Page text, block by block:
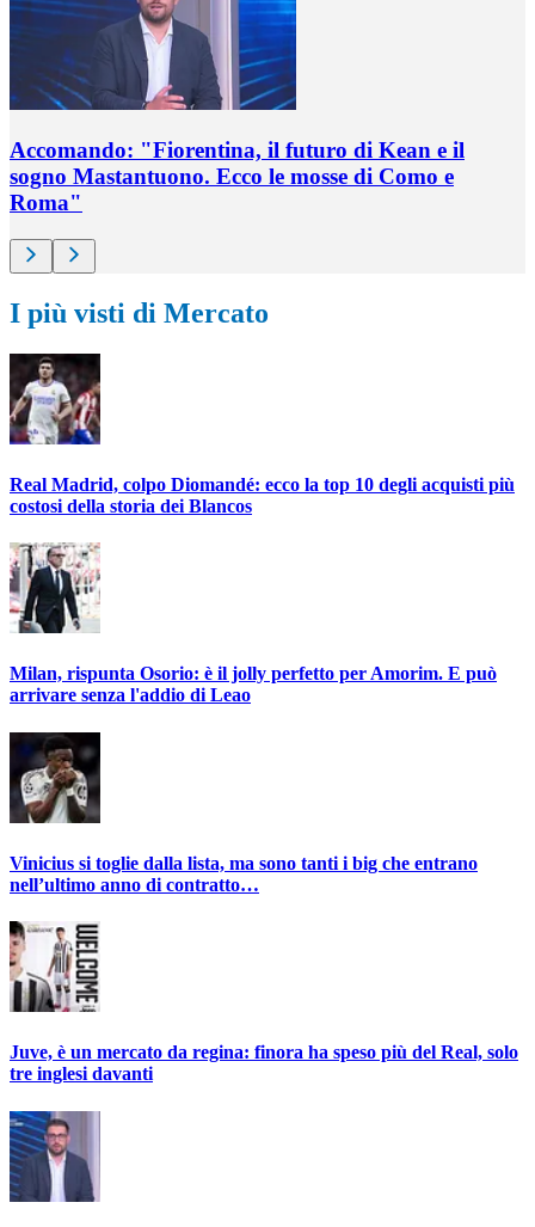
Accomando: "Fiorentina, il futuro di Kean e il
sogno Mastantuono. Ecco le mosse di Como e
Roma"
I più visti di Mercato
Real Madrid, colpo Diomandé: ecco la top 10 degli acquisti più
costosi della storia dei Blancos
Milan, rispunta Osorio: è il jolly perfetto per Amorim. E può
arrivare senza l'addio di Leao
Vinicius si toglie dalla lista, ma sono tanti i big che entrano
nell’ultimo anno di contratto…
Juve, è un mercato da regina: finora ha speso più del Real, solo
tre inglesi davanti